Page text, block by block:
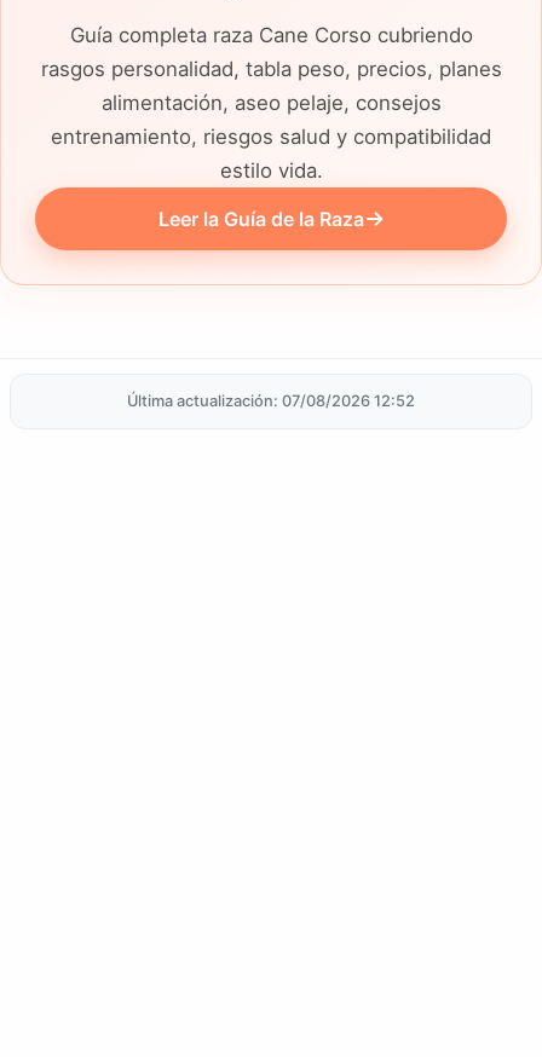
Guía completa raza Cane Corso cubriendo
rasgos personalidad, tabla peso, precios, planes
alimentación, aseo pelaje, consejos
entrenamiento, riesgos salud y compatibilidad
estilo vida.
Leer la Guía de la Raza
Última actualización: 07/08/2026 12:52